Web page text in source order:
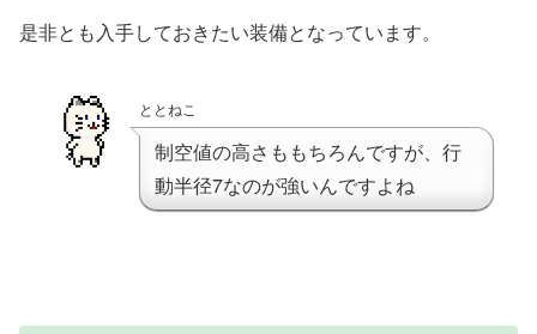
是非とも入手しておきたい装備となっています。
ととねこ
制空値の高さももちろんですが、行
動半径7なのが強いんですよね